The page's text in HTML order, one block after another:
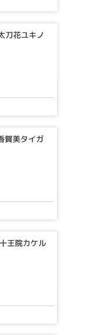
刀花ユキノ
賀美タイガ
王院カケル